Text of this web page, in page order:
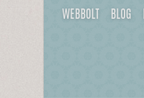
WEBBOLT BLOG